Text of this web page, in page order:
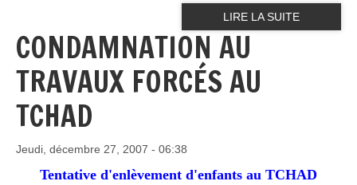
LIRE LA SUITE
CONDAMNATION AU
TRAVAUX FORCÉS AU
TCHAD
Jeudi, décembre 27, 2007 - 06:38
Tentative d'enlèvement d'enfants au TCHAD